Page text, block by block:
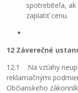
spotrebiteľa,
zaplatiť cenu.
12 Záverečné
12.1 Na vzťahy
reklamačnými
Občianskeho